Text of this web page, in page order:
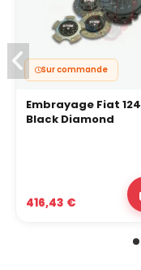
Sur commande
Embrayage Fiat 124
Black Diamond
416,43 €